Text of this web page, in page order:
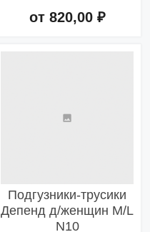
от 820,00 ₽
Подгузники-трусики
Депенд д/женщин M/L
N10